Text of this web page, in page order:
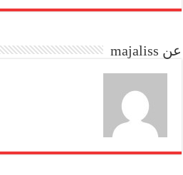
bo
to
n
ail
re
عن majaliss